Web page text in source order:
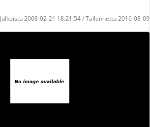
Julkaistu 2008-02-21 18:21:54 / Tallennettu 2016-08-09